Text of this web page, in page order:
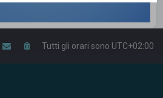
Tutti gli orari sono UTC+02:00